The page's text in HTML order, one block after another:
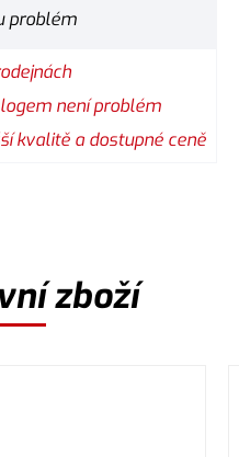
problém
není problém
kvalitě a dostupné ceně
zboží